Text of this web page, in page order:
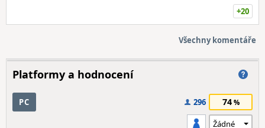
+20
Všechny komentáře
Platformy a hodnocení
PC 296 74